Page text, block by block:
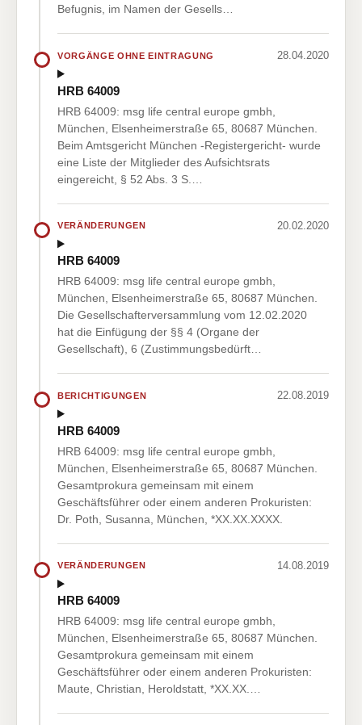
Befugnis, im Namen der Gesells…
VORGÄNGE OHNE EINTRAGUNG 28.04.2020
HRB 64009
HRB 64009: msg life central europe gmbh,
München, Elsenheimerstraße 65, 80687 München.
Beim Amtsgericht München -Registergericht- wurde
eine Liste der Mitglieder des Aufsichtsrats
eingereicht, § 52 Abs. 3 S.…
VERÄNDERUNGEN 20.02.2020
HRB 64009
HRB 64009: msg life central europe gmbh,
München, Elsenheimerstraße 65, 80687 München.
Die Gesellschafterversammlung vom 12.02.2020
hat die Einfügung der §§ 4 (Organe der
Gesellschaft), 6 (Zustimmungsbedürft…
BERICHTIGUNGEN 22.08.2019
HRB 64009
HRB 64009: msg life central europe gmbh,
München, Elsenheimerstraße 65, 80687 München.
Gesamtprokura gemeinsam mit einem
Geschäftsführer oder einem anderen Prokuristen:
Dr. Poth, Susanna, München, *XX.XX.XXXX.
VERÄNDERUNGEN 14.08.2019
HRB 64009
HRB 64009: msg life central europe gmbh,
München, Elsenheimerstraße 65, 80687 München.
Gesamtprokura gemeinsam mit einem
Geschäftsführer oder einem anderen Prokuristen:
Maute, Christian, Heroldstatt, *XX.XX.…